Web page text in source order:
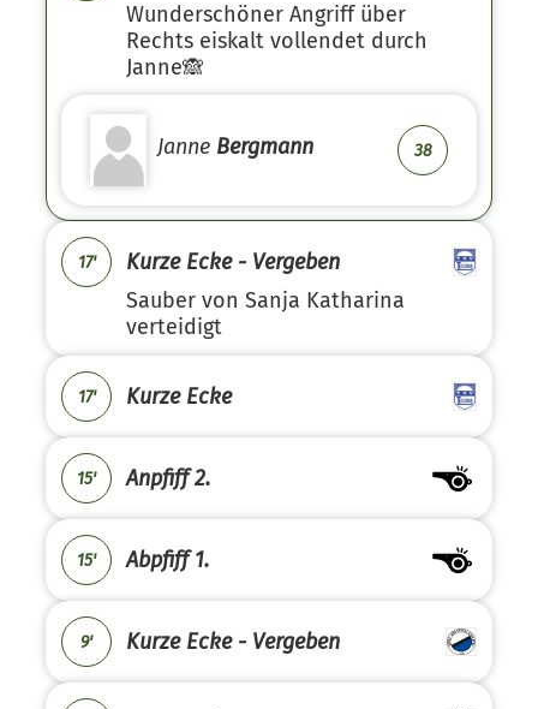
Wunderschöner Angriff über
Rechts eiskalt vollendet durch
Janne🙈
Janne Bergmann 38
17'
Kurze Ecke - Vergeben
Sauber von Sanja Katharina
verteidigt
17' Kurze Ecke
15' Anpfiff 2.
15' Abpfiff 1.
9' Kurze Ecke - Vergeben